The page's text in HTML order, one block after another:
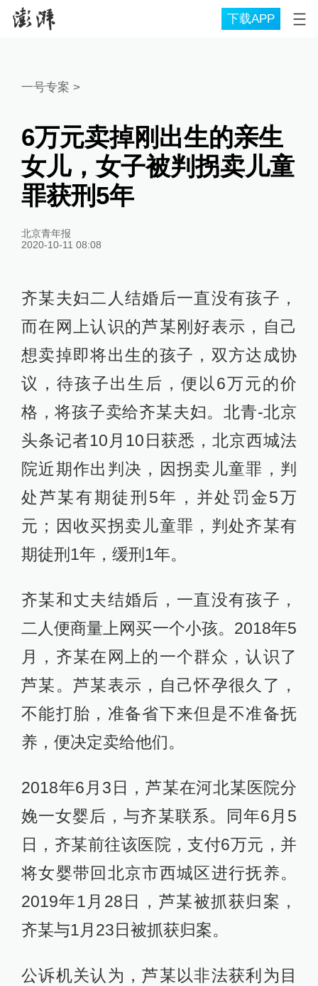
下载APP
一号专案 >
6万元卖掉刚出生的亲生
女儿，女子被判拐卖儿童
罪获刑5年
北京青年报
2020-10-11 08:08
齐某夫妇二人结婚后一直没有孩子，
而在网上认识的芦某刚好表示，自己
想卖掉即将出生的孩子，双方达成协
议，待孩子出生后，便以6万元的价
格，将孩子卖给齐某夫妇。北青-北京
头条记者10月10日获悉，北京西城法
院近期作出判决，因拐卖儿童罪，判
处芦某有期徒刑5年，并处罚金5万
元；因收买拐卖儿童罪，判处齐某有
期徒刑1年，缓刑1年。
齐某和丈夫结婚后，一直没有孩子，
二人便商量上网买一个小孩。2018年5
月，齐某在网上的一个群众，认识了
芦某。芦某表示，自己怀孕很久了，
不能打胎，准备省下来但是不准备抚
养，便决定卖给他们。
2018年6月3日，芦某在河北某医院分
娩一女婴后，与齐某联系。同年6月5
日，齐某前往该医院，支付6万元，并
将女婴带回北京市西城区进行抚养。
2019年1月28日，芦某被抓获归案，
齐某与1月23日被抓获归案。
公诉机关认为，芦某以非法获利为目